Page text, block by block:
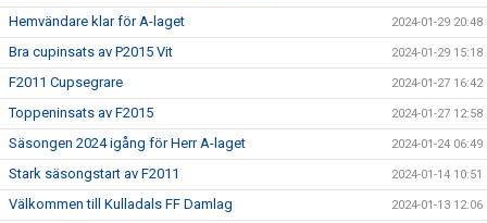
Hemvändare klar för A-laget 2024-01-29 20:48
Bra cupinsats av P2015 Vit 2024-01-29 15:18
F2011 Cupsegrare 2024-01-27 16:42
Toppeninsats av F2015 2024-01-27 12:58
Säsongen 2024 igång för Herr A-laget 2024-01-24 06:49
Stark säsongstart av F2011 2024-01-14 10:51
Välkommen till Kulladals FF Damlag 2024-01-13 12:06